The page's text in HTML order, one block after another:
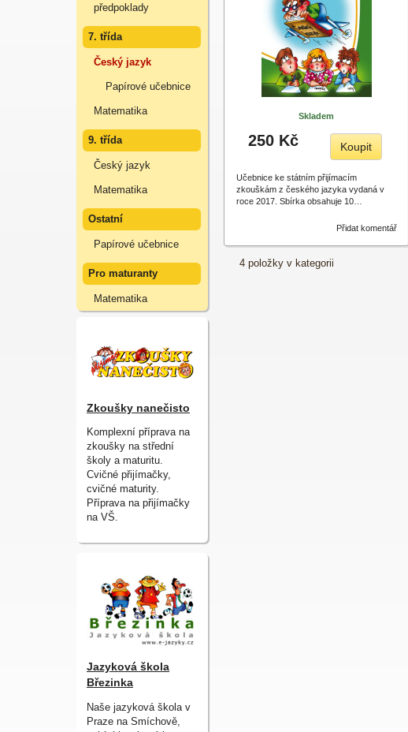
předpoklady
7. třída
Český jazyk
Papírové učebnice
Matematika
9. třída
Český jazyk
Matematika
Ostatní
Papírové učebnice
Pro maturanty
Matematika
Zkoušky nanečisto
Komplexní příprava na
zkoušky na střední
školy a maturitu.
Cvičné přijímačky,
cvičné maturity.
Příprava na přijímačky
na VŠ.
Jazyková škola
Březinka
Naše jazyková škola v
Praze na Smíchově,
Skladem
250 Kč Koupit
Učebnice ke státním přijímacím
zkouškám z českého jazyka vydaná v
roce 2017. Sbírka obsahuje 10…
Přidat komentář
4 položky v kategorii